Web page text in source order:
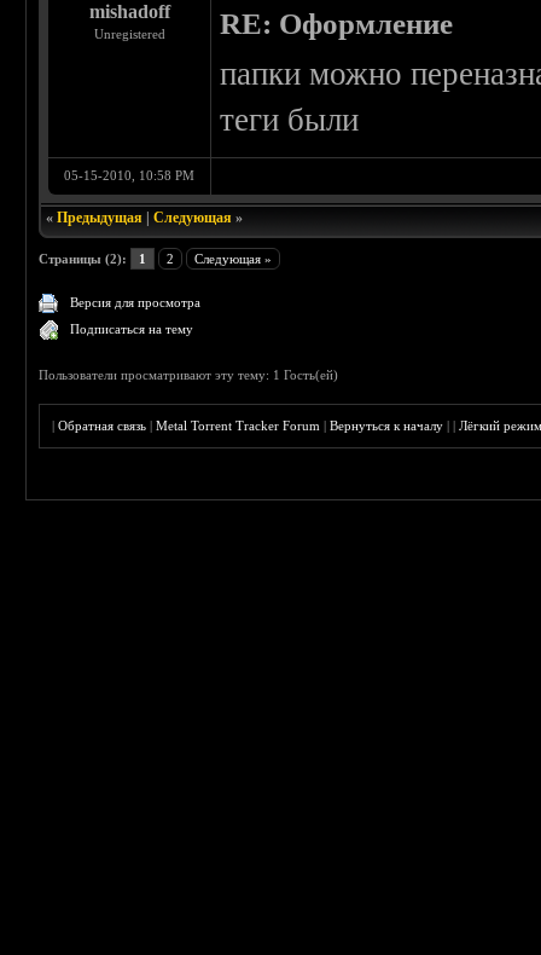
mishadoff
Unregistered RE: Оформление
папки можно
теги были
05-15-2010, 10:58 PM
«Предыдущая |Следующая »
Страницы (2): 1 2 Следующая »
Версия для просмотра
Подписаться на тему
Пользователи просматривают эту тему: 1 Гость(ей)
|Обратная связь |Metal Torrent Tracker Forum |Вернуться к началу ||Лёгкий